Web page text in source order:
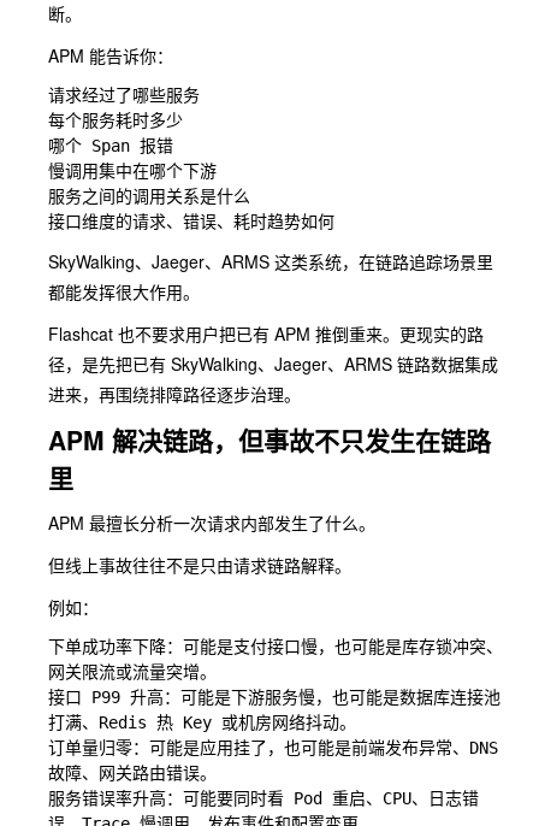
断。
APM 能告诉你：
请求经过了哪些服务
每个服务耗时多少
哪个 Span 报错
慢调用集中在哪个下游
服务之间的调用关系是什么
SkyWalking、Jaeger、ARMS 这类系统，在链路追踪场景里
都能发挥很大作用。
Flashcat 也不要求用户把已有 APM 推倒重来。更现实的路
径，是先把已有 SkyWalking、Jaeger、ARMS 链路数据集成
进来，再围绕排障路径逐步治理。
APM 解决链路，但事故不只发生在链路
里
APM 最擅长分析一次请求内部发生了什么。
但线上事故往往不是只由请求链路解释。
例如：
下单成功率下降：可能是支付接口慢，也可能是库存锁冲突、
网关限流或流量突增。
接口 P99 升高：可能是下游服务慢，也可能是数据库连接池
打满、Redis 热 Key 或机房网络抖动。
订单量归零：可能是应用挂了，也可能是前端发布异常、DNS
故障、网关路由错误。
服务错误率升高：可能要同时看 Pod 重启、CPU、日志错